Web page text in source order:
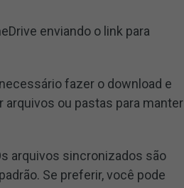
enviando o link para
fazer o download e
arquivos ou pastas para manter
arquivos sincronizados são
Se preferir, você pode